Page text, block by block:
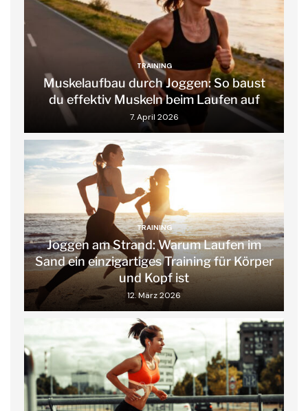
TRAINING
Muskelaufbau durch Joggen: So baust
du effektiv Muskeln beim Laufen auf
7. April 2026
TRAINING
Joggen am Strand: Warum Laufen im
Sand ein einzigartiges Training für Körper
und Kopf ist
12. März 2026